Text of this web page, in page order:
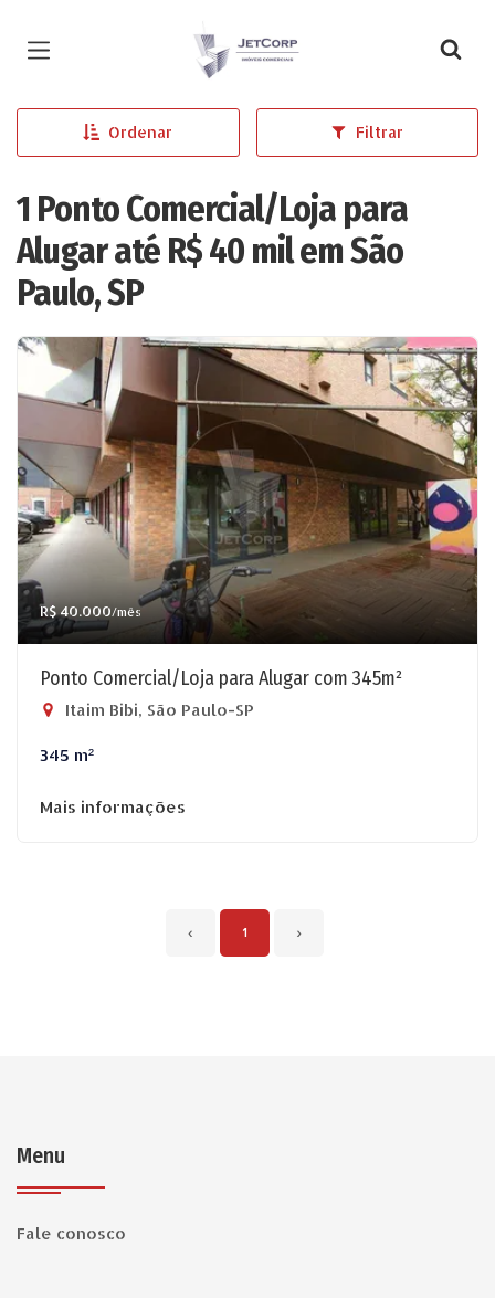
Página inicial
Ordenar Filtrar
1 Ponto Comercial/Loja para
Alugar até R$ 40 mil em São
Paulo, SP
R$ 40.000/mês
Ponto Comercial/Loja para Alugar com 345m²
Itaim Bibi, São Paulo-SP
345 m²
Mais informações
‹ 1 ›
Menu
Fale conosco